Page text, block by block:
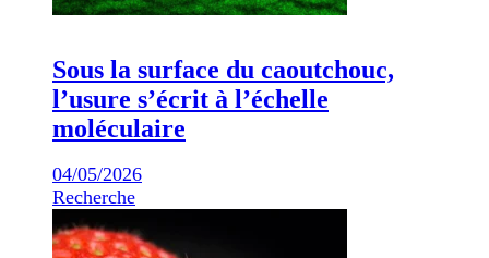
Sous la surface du caoutchouc,
l’usure s’écrit à l’échelle
moléculaire
04/05/2026
Recherche